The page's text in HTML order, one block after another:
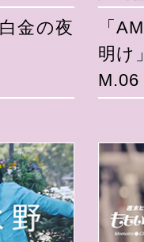
金の夜
「
明け